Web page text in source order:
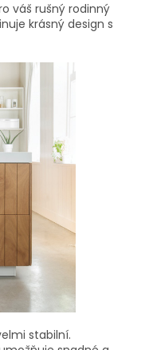
váš rušný rodinný
krásný design s
stabilní.